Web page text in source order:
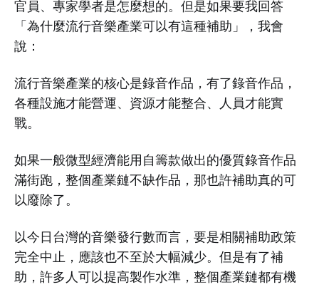
官員、專家學者是怎麼想的。但是如果要我回答
「為什麼流行音樂產業可以有這種補助」，我會
說：
流行音樂產業的核心是錄音作品，有了錄音作品，
各種設施才能營運、資源才能整合、人員才能實
戰。
如果一般微型經濟能用自籌款做出的優質錄音作品
滿街跑，整個產業鏈不缺作品，那也許補助真的可
以廢除了。
以今日台灣的音樂發行數而言，要是相關補助政策
完全中止，應該也不至於大幅減少。但是有了補
助，許多人可以提高製作水準，整個產業鏈都有機